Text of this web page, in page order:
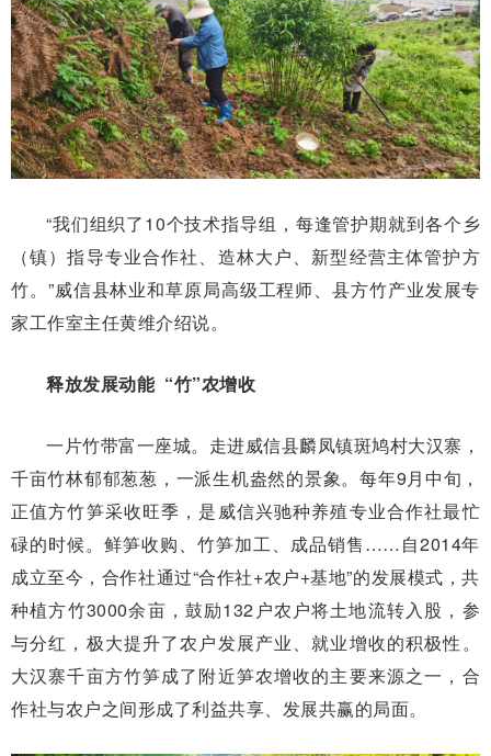
“我们组织了10个技术指导组，每逢管护期就到各个乡
（镇）指导专业合作社、造林大户、新型经营主体管护方
竹。”威信县林业和草原局高级工程师、县方竹产业发展专
家工作室主任黄维介绍说。
释放发展动能 “竹”农增收
一片竹带富一座城。走进威信县麟凤镇斑鸠村大汉寨，
千亩竹林郁郁葱葱，一派生机盎然的景象。每年9月中旬，
正值方竹笋采收旺季，是威信兴驰种养殖专业合作社最忙
碌的时候。鲜笋收购、竹笋加工、成品销售……自2014年
成立至今，合作社通过“合作社+农户+基地”的发展模式，共
种植方竹3000余亩，鼓励132户农户将土地流转入股，参
与分红，极大提升了农户发展产业、就业增收的积极性。
大汉寨千亩方竹笋成了附近笋农增收的主要来源之一，合
作社与农户之间形成了利益共享、发展共赢的局面。